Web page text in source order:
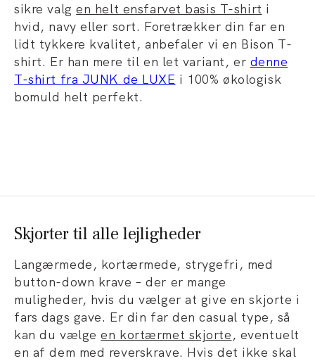
sikre valgen helt ensfarvet basis T-shirt i
hvid, navy eller sort. Foretrækker din far en
lidt tykkere kvalitet, anbefaler vi en Bison T-
shirt. Er han mere til en let variant, er denne
T-shirt fra JUNK de LUXE i 100% økologisk
bomuld helt perfekt.
Skjorter til alle lejligheder
Langærmede, kortærmede, strygefri, med
button-down krave – der er mange
muligheder, hvis du vælger at give en skjorte i
fars dags gave. Er din far den casual type, så
kan du vælgeen kortærmet skjorte, eventuelt
en af dem med reverskrave. Hvis det ikke skal